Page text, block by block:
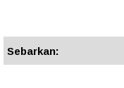
Sebarkan: